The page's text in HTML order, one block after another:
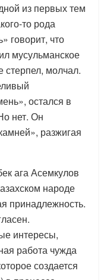
из первых тем
то рода
говорит, что
мусульманское
стерпел, молчал.
остался в
нет. Он
разжигая
ага Асемкулов
народе
принадлежность.
интересы,
работа чужда
создается